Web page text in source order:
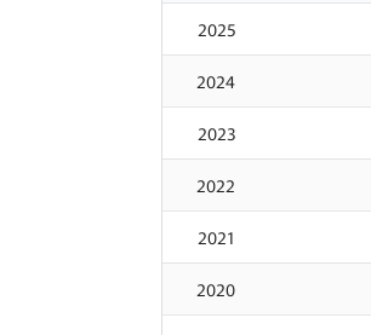
2025
2024
2023
2022
2021
2020